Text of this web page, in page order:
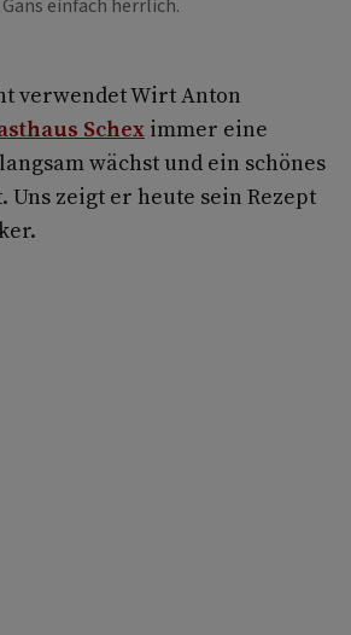
einfach herrlich.
verwendet Wirt Anton
Schex immer eine
wächst und ein schönes
Uns zeigt er heute sein Rezept